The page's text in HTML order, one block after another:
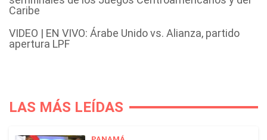
Caribe
VIDEO | EN VIVO: Árabe Unido vs. Alianza, partido
apertura LPF
LAS MÁS LEÍDAS